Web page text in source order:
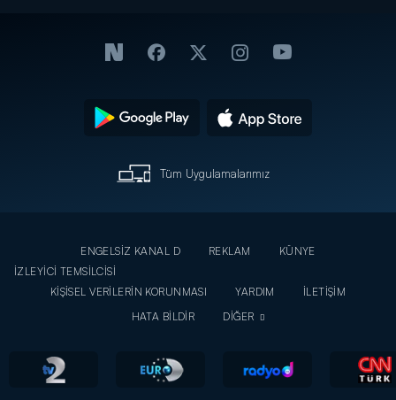
Tüm Uygulamalarımız
ENGELSİZ KANAL D REKLAM
KÜNYE
İZLEYİCİ TEMSİLCİSİ
KİŞİSEL VERİLERİN KORUNMASI
YARDIM
İLETİŞİM
HATA BİLDİR
DİĞER